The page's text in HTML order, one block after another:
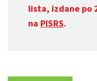
lista, izdane po
na PISRS.